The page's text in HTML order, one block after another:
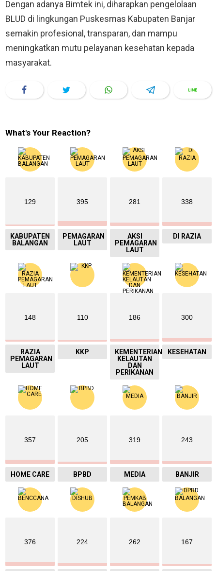
Dengan adanya Bimtek ini, diharapkan pengelolaan
BLUD di lingkungan Puskesmas Kabupaten Banjar
semakin profesional, transparan, dan mampu
meningkatkan mutu pelayanan kesehatan kepada
masyarakat.
What's Your Reaction?
129
KABUPATEN
BALANGAN
395
PEMAGARAN
LAUT
281
AKSI
PEMAGARAN
LAUT
338
DI RAZIA
148
RAZIA
PEMAGARAN
LAUT
110
KKP
186
KEMENTERIAN
KELAUTAN
DAN
PERIKANAN
300
KESEHATAN
357
HOME CARE
205
BPBD
319
MEDIA
243
BANJIR
376 224 262 167